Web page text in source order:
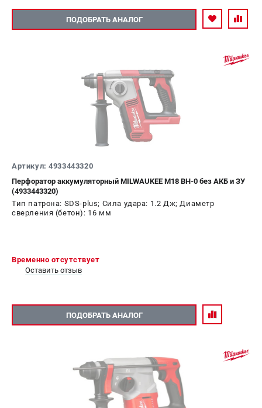
ПОДОБРАТЬ АНАЛОГ
Артикул: 4933443320
Перфоратор аккумуляторный MILWAUKEE M18 BH-0 без АКБ и ЗУ
(4933443320)
Тип патрона: SDS-plus; Сила удара: 1.2 Дж; Диаметр
сверления (бетон): 16 мм
Временно отсутствует
Оставить отзыв
ПОДОБРАТЬ АНАЛОГ